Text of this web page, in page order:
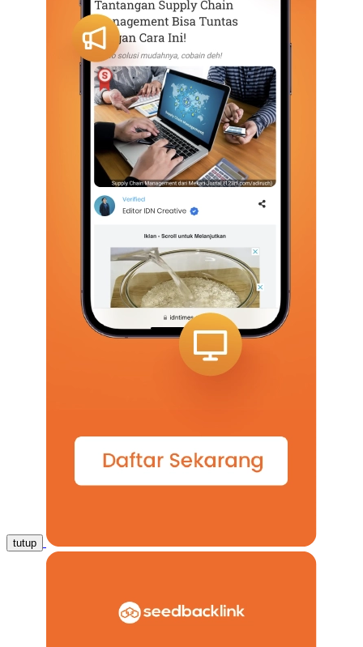
tutup